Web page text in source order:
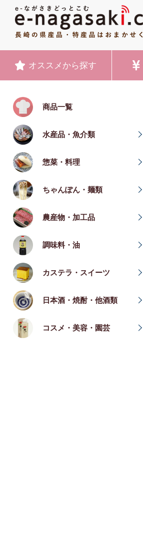
オススメ から探す
商品一覧
水産品・魚介類
惣菜・料理
ちゃんぽん・麺類
農産物・加工品
調味料・油
カステラ・スイーツ
日本酒・焼酎・他酒類
コスメ・美容・園芸